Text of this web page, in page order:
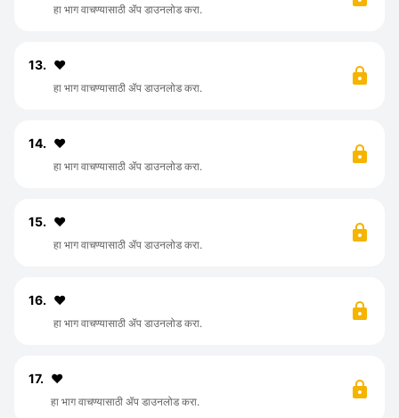
हा भाग वाचण्यासाठी ॲप डाउनलोड करा.
13. ♥️
हा भाग वाचण्यासाठी ॲप डाउनलोड करा.
14. ♥️
हा भाग वाचण्यासाठी ॲप डाउनलोड करा.
15. ♥️
हा भाग वाचण्यासाठी ॲप डाउनलोड करा.
16. ♥️
हा भाग वाचण्यासाठी ॲप डाउनलोड करा.
17. ♥️
हा भाग वाचण्यासाठी ॲप डाउनलोड करा.